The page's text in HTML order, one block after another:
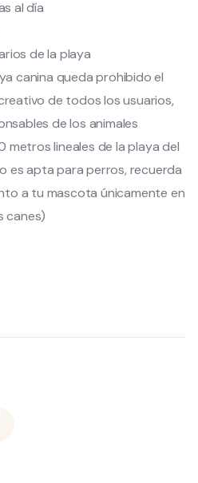
al día
de la playa
canina queda prohibido el
de todos los usuarios,
de los animales
metros lineales de la playa del
es apta para perros, recuerda
a tu mascota únicamente en
canes)